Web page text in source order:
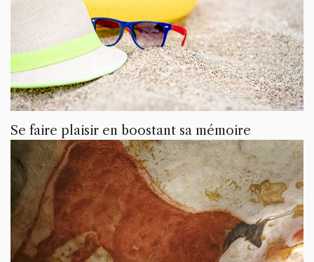
Se faire plaisir en boostant sa mémoire